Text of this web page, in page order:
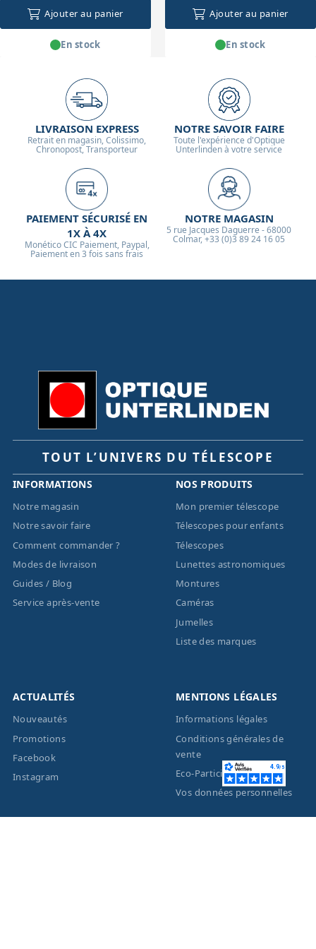
Ajouter au panier
En stock
Ajouter au panier
En stock
LIVRAISON EXPRESS
Retrait en magasin, Colissimo,
Chronopost, Transporteur
NOTRE SAVOIR FAIRE
Toute l'expérience d'Optique
Unterlinden à votre service
PAIEMENT SÉCURISÉ EN
1X À 4X
Monético CIC Paiement, Paypal,
Paiement en 3 fois sans frais
NOTRE MAGASIN
5 rue Jacques Daguerre - 68000
Colmar, +33 (0)3 89 24 16 05
TOUT L’UNIVERS DU TÉLESCOPE
INFORMATIONS
Notre magasin
Notre savoir faire
Comment commander ?
Modes de livraison
Guides / Blog
Service après-vente
NOS PRODUITS
Mon premier télescope
Télescopes pour enfants
Télescopes
Lunettes astronomiques
Montures
Caméras
Jumelles
Liste des marques
ACTUALITÉS
Nouveautés
Promotions
Facebook
Instagram
MENTIONS LÉGALES
Informations légales
Conditions générales de
vente
Eco-Participation
Vos données personnelles